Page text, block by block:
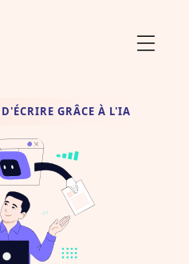
GRÂCE À L'IA